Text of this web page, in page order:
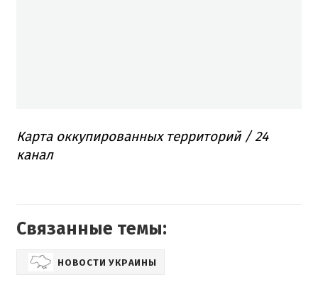
Карта оккупированных территорий / 24
канал
Связанные темы:
НОВОСТИ УКРАИНЫ